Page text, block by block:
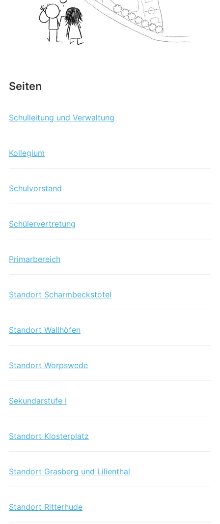
Seiten
Schulleitung und Verwaltung
Kollegium
Schulvorstand
Schülervertretung
Primarbereich
Standort Scharmbeckstotel
Standort Wallhöfen
Standort Worpswede
Sekundarstufe I
Standort Klosterplatz
Standort Grasberg und Lilienthal
Standort Ritterhude